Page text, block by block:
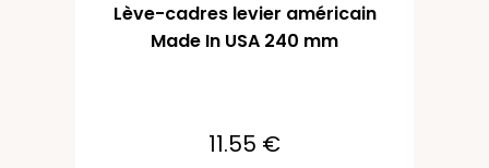
Lève-cadres levier américain
Made In USA 240 mm
11.55 €